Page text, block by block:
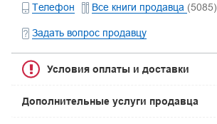
Телефон Все книги продавца (5085)
Задать вопрос продавцу
Условия оплаты и доставки
Дополнительные услуги продавца